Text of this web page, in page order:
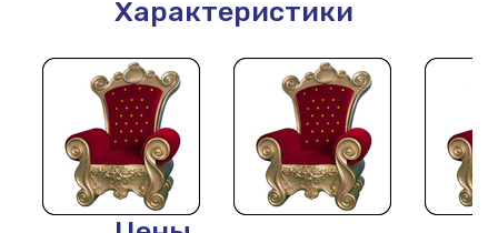
Характеристики